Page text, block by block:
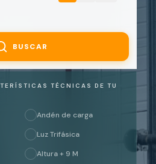
BUSCAR
TÉCNICAS DE TU
Andén de carga
Luz Trifásica
Altura + 9 M